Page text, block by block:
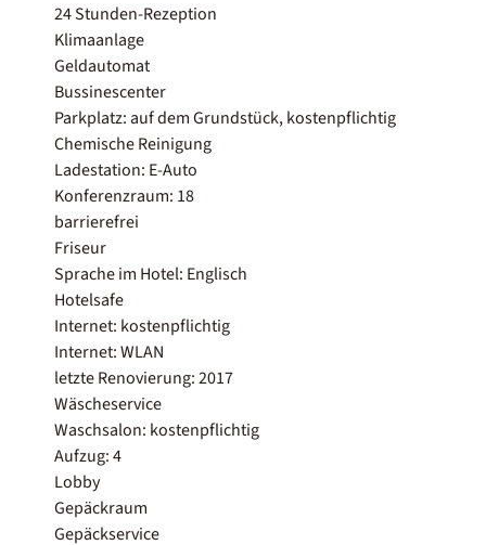
24 Stunden-Rezeption
Klimaanlage
Geldautomat
Bussinescenter
Parkplatz: auf dem Grundstück, kostenpflichtig
Chemische Reinigung
Ladestation: E-Auto
Konferenzraum: 18
barrierefrei
Friseur
Sprache im Hotel: Englisch
Hotelsafe
Internet: kostenpflichtig
Internet: WLAN
letzte Renovierung: 2017
Wäscheservice
Waschsalon: kostenpflichtig
Aufzug: 4
Lobby
Gepäckraum
Gepäckservice